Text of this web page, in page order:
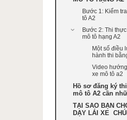
Bước 1: Kiểm
tô A2
Bước 2: Thi
mô tô hạng A2
Một số điều
hành thi
Video
xe mô tô a2
Hồ sơ đăng ký
mô tô A2 cần
TẠI SAO BẠN
DẠY LÁI XE